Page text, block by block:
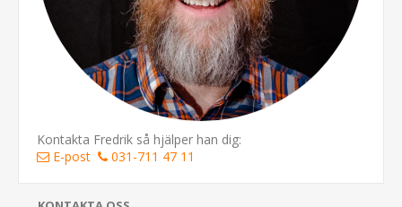
Kontakta Fredrik så hjälper han dig:
E-post
031-711 47 11